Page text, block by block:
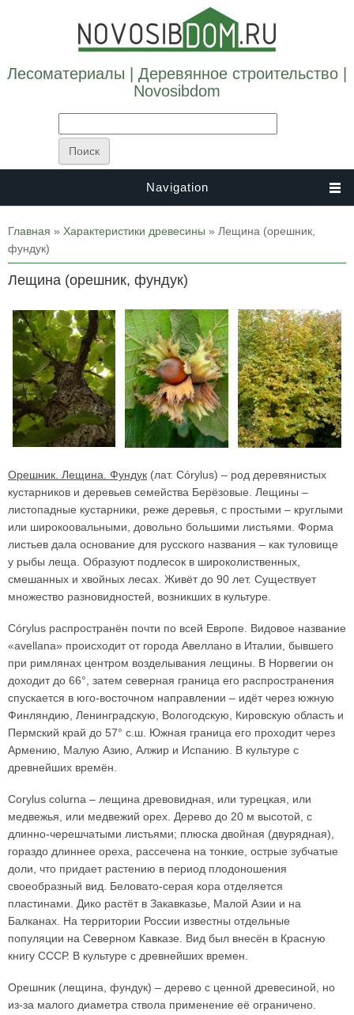
Лесоматериалы | Деревянное строительство |
Novosibdom
Navigation
Вы здесь
Главная » Характеристики древесины » Лещина (орешник,
фундук)
Лещина (орешник, фундук)
Орешник. Лещина. Фундук (лат. Córylus) – род деревянистых
кустарников и деревьев семейства Берёзовые. Лещины –
листопадные кустарники, реже деревья, с простыми – круглыми
или широкоовальными, довольно большими листьями. Форма
листьев дала основание для русского названия – как туловище
у рыбы леща. Образуют подлесок в широколиственных,
смешанных и хвойных лесах. Живёт до 90 лет. Существует
множество разновидностей, возникших в культуре.
Córylus распространён почти по всей Европе. Видовое название
«avellana» происходит от города Авеллано в Италии, бывшего
при римлянах центром возделывания лещины. В Норвегии он
доходит до 66°, затем северная граница его распространения
спускается в юго-восточном направлении – идёт через южную
Финляндию, Ленинградскую, Вологодскую, Кировскую область и
Пермский край до 57° с.ш. Южная граница его проходит через
Армению, Малую Азию, Алжир и Испанию. В культуре с
древнейших времён.
Corylus colurna – лещина древовидная, или турецкая, или
медвежья, или медвежий орех. Дерево до 20 м высотой, с
длинно-черешчатыми листьями; плюска двойная (двурядная),
гораздо длиннее ореха, рассечена на тонкие, острые зубчатые
доли, что придает растению в период плодоношения
своеобразный вид. Беловато-серая кора отделяется
пластинами. Дико растёт в Закавказье, Малой Азии и на
Балканах. На территории России известны отдельные
популяции на Северном Кавказе. Вид был внесён в Красную
книгу СССР. В культуре с древнейших времен.
Орешник (лещина, фундук) – дерево с ценной древесиной, но
из-за малого диаметра ствола применение её ограничено.